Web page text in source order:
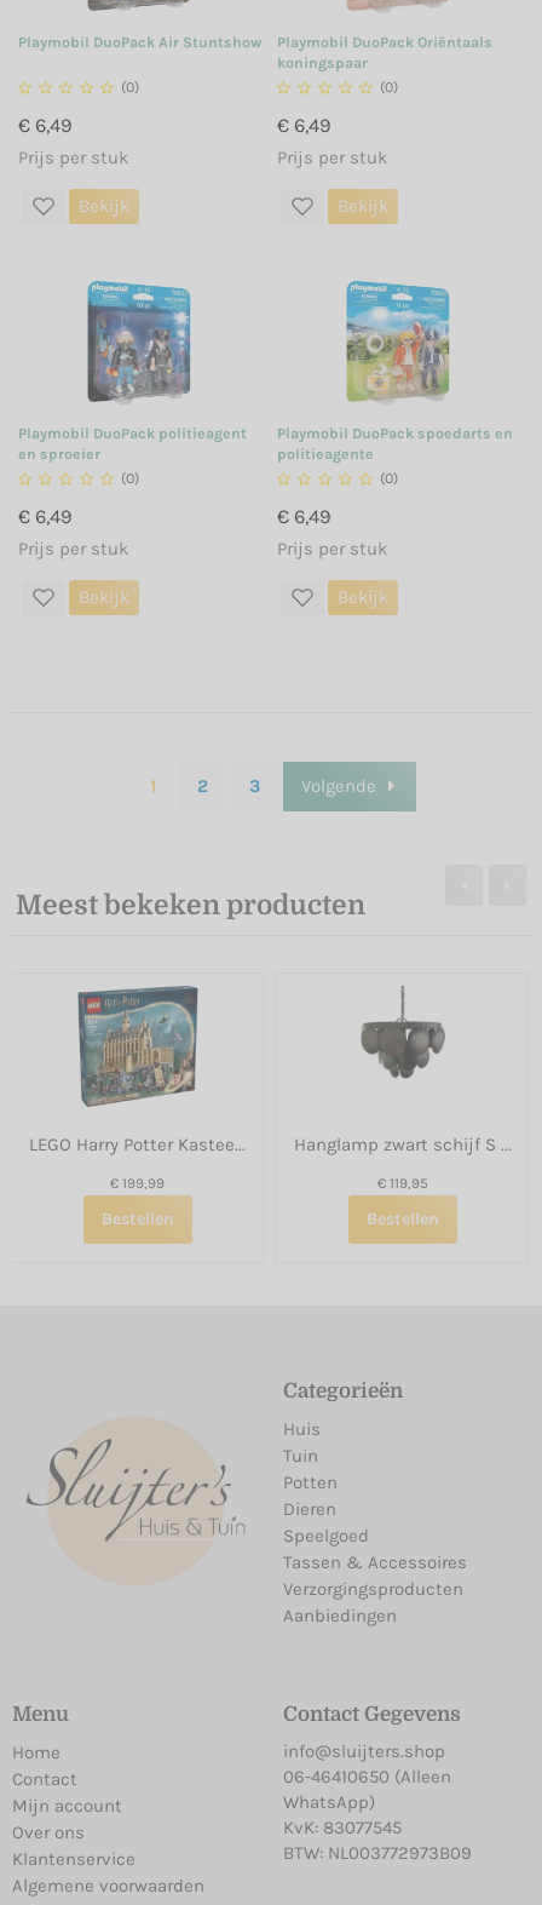
Playmobil DuoPack Air Stuntshow
     (0)
€ 6,49
Prijs per stuk
Bekijk
Playmobil DuoPack Oriëntaals
koningspaar
     (0)
€ 6,49
Prijs per stuk
Bekijk
Playmobil DuoPack politieagent
en sproeier
     (0)
€ 6,49
Prijs per stuk
Bekijk
Playmobil DuoPack spoedarts en
politieagente
     (0)
€ 6,49
Prijs per stuk
Bekijk
1 2 3 Volgende
Meest bekeken producten
LEGO Harry Potter Kastee...
€ 199,99
Bestellen
Hanglamp zwart schijf S ...
€ 119,95
Bestellen
Categorieën
Huis
Tuin
Potten
Dieren
Speelgoed
Tassen & Accessoires
Verzorgingsproducten
Aanbiedingen
Menu
Home
Contact
Mijn account
Over ons
Klantenservice
Algemene voorwaarden
Contact Gegevens
info@sluijters.shop
06-46410650 (Alleen
WhatsApp)
KvK: 83077545
BTW: NL003772973B09